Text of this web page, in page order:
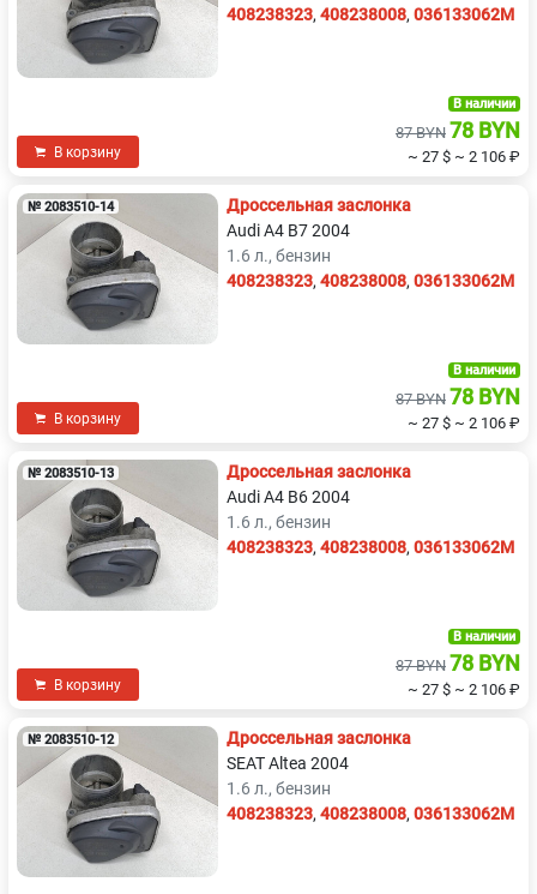
408238323, 408238008, 036133062M
В корзину
В наличии
87 BYN 78 BYN
~ 27 $ ~ 2 106 ₽
№ 2083510-14
Дроссельная заслонка
Audi A4 B7 2004
1.6 л., бензин
408238323, 408238008, 036133062M
В корзину
В наличии
87 BYN 78 BYN
~ 27 $ ~ 2 106 ₽
№ 2083510-13
Дроссельная заслонка
Audi A4 B6 2004
1.6 л., бензин
408238323, 408238008, 036133062M
В корзину
В наличии
87 BYN 78 BYN
~ 27 $ ~ 2 106 ₽
№ 2083510-12
Дроссельная заслонка
SEAT Altea 2004
1.6 л., бензин
408238323, 408238008, 036133062M